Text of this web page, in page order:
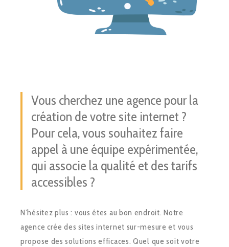
Vous cherchez une agence pour la
création de votre site internet ?
Pour cela, vous souhaitez faire
appel à une équipe expérimentée,
qui associe la qualité et des tarifs
accessibles ?
N’hésitez plus : vous êtes au bon endroit. Notre
agence crée des sites internet sur-mesure et vous
propose des solutions efficaces. Quel que soit votre